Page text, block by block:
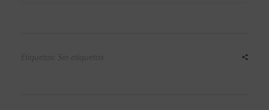
Etiquetas: Sin etiquetas